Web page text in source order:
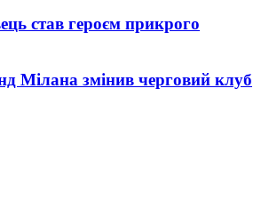
став героєм прикрого
Мілана змінив черговий клуб